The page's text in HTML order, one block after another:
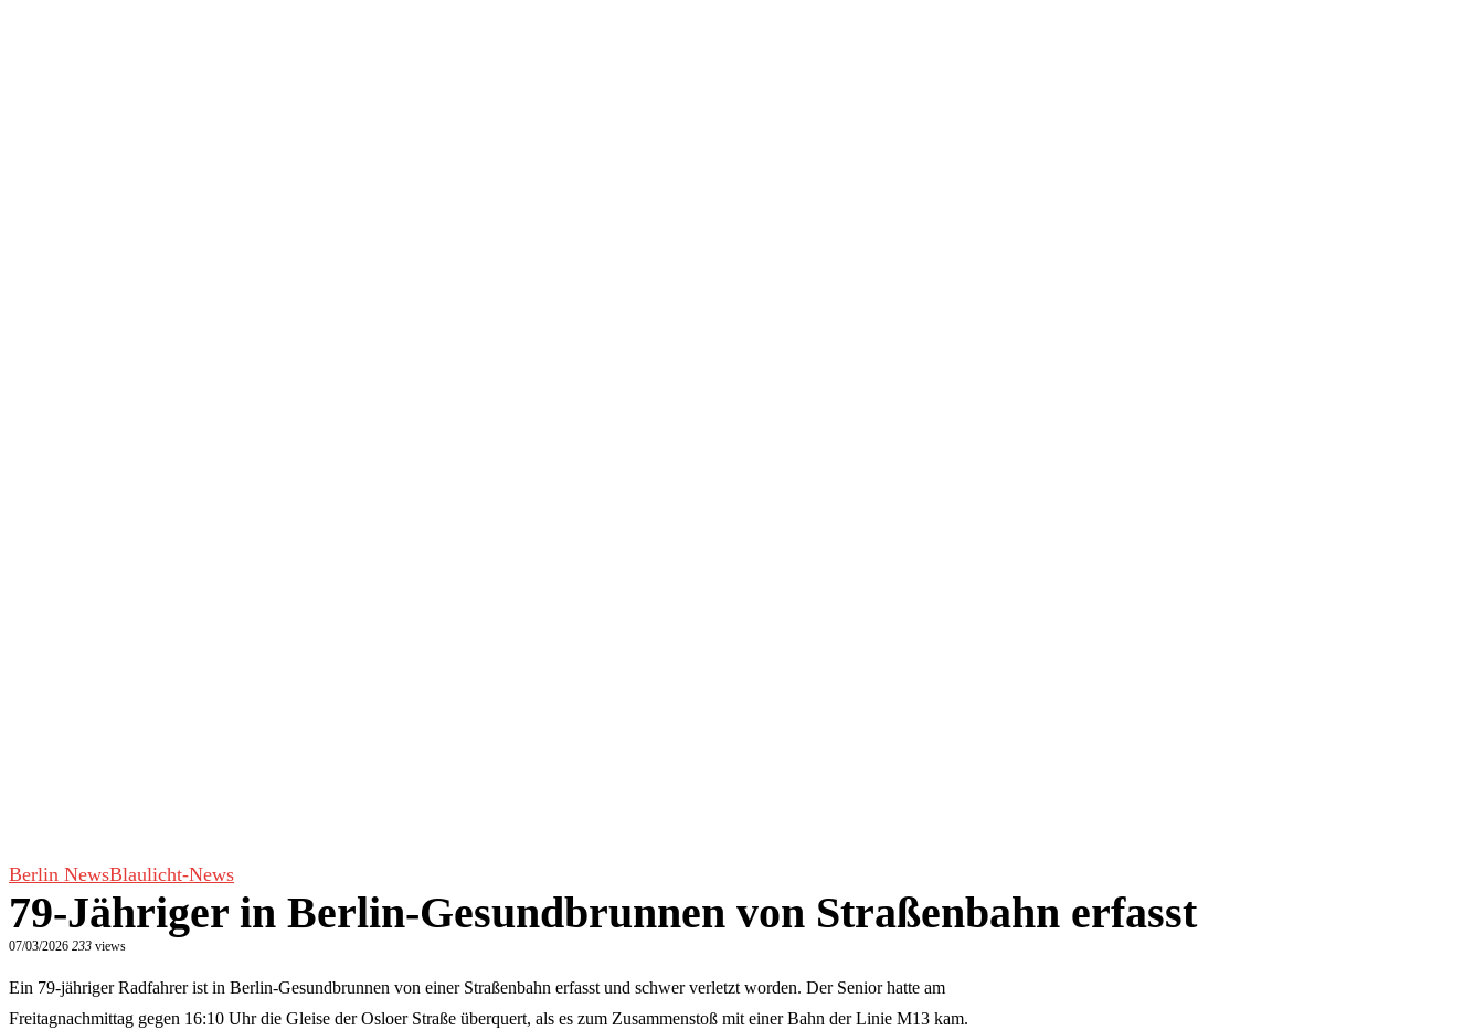
Berlin NewsBlaulicht-News
79-Jähriger in Berlin-Gesundbrunnen von Straßenbahn erfasst
07/03/2026 233 views
Ein 79-jähriger Radfahrer ist in Berlin-Gesundbrunnen von einer Straßenbahn erfasst und schwer verletzt worden. Der Senior hatte am
Freitagnachmittag gegen 16:10 Uhr die Gleise der Osloer Straße überquert, als es zum Zusammenstoß mit einer Bahn der Linie M13 kam.